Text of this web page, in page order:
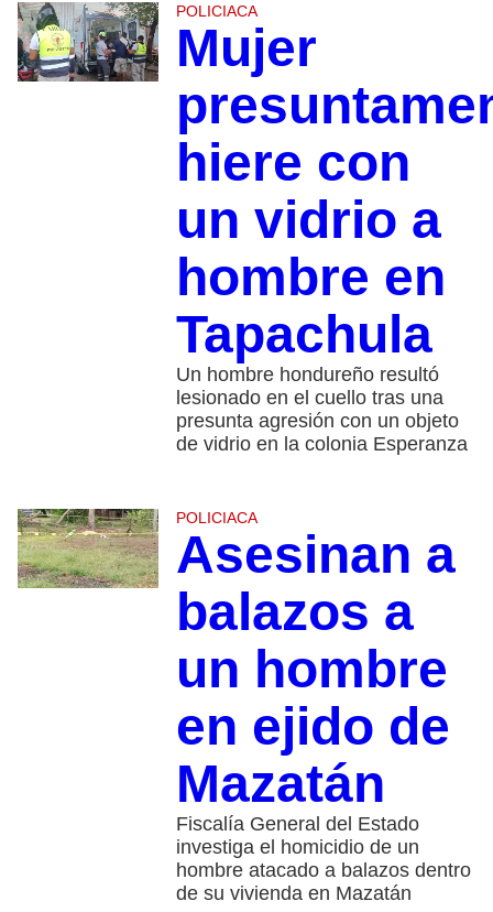
POLICIACA
Mujer
hiere con
un vidrio a
hombre en
Tapachula
Un hombre hondureño resultó
lesionado en el cuello tras una
presunta agresión con un objeto
de vidrio en la colonia Esperanza
POLICIACA
Asesinan a
balazos a
un hombre
en ejido de
Mazatán
Fiscalía General del Estado
investiga el homicidio de un
hombre atacado a balazos dentro
de su vivienda en Mazatán